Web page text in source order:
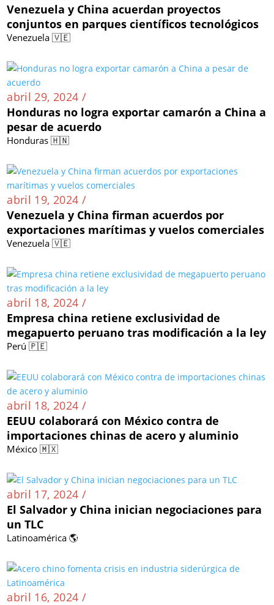
Venezuela y China acuerdan proyectos
conjuntos en parques científicos tecnológicos
Venezuela 🇻🇪
abril 29, 2024 /
Honduras no logra exportar camarón a China a
pesar de acuerdo
Honduras 🇭🇳
abril 19, 2024 /
Venezuela y China firman acuerdos por
exportaciones marítimas y vuelos comerciales
Venezuela 🇻🇪
abril 18, 2024 /
Empresa china retiene exclusividad de
megapuerto peruano tras modificación a la ley
Perú 🇵🇪
abril 18, 2024 /
EEUU colaborará con México contra de
importaciones chinas de acero y aluminio
México 🇲🇽
abril 17, 2024 /
El Salvador y China inician negociaciones para
un TLC
Latinoamérica 🌎
abril 16, 2024 /